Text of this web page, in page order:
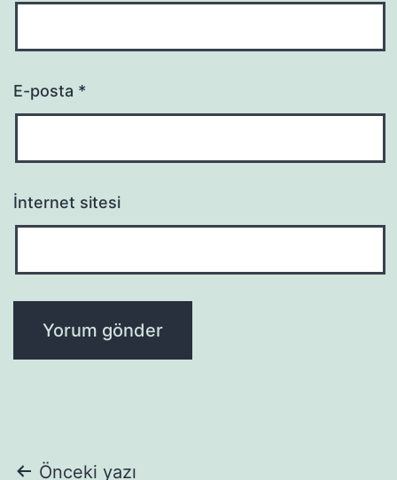
E-posta *
İnternet sitesi
Önceki yazı